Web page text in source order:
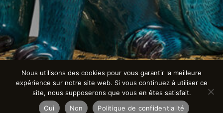
Nous utilisons des cookies pour vous garantir la meilleure
expérience sur notre site web. Si vous continuez à utiliser ce
site, nous supposerons que vous en êtes satisfait.
Oui
Non Politique de confidentialité